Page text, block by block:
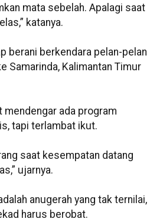
mata sebelah. Apalagi saat
katanya.
berani berkendara pelan-pelan
Samarinda, Kalimantan Timur
mendengar ada program
tapi terlambat ikut.
saat kesempatan datang
ujarnya.
anugerah yang tak ternilai,
harus berobat.